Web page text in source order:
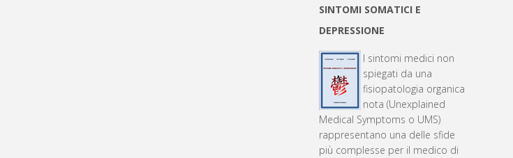
SINTOMI SOMATICI E
DEPRESSIONE
I sintomi medici non
spiegati da una
fisiopatologia organica
nota (Unexplained
Medical Symptoms o UMS)
rappresentano una delle sfide
più complesse per il medico di